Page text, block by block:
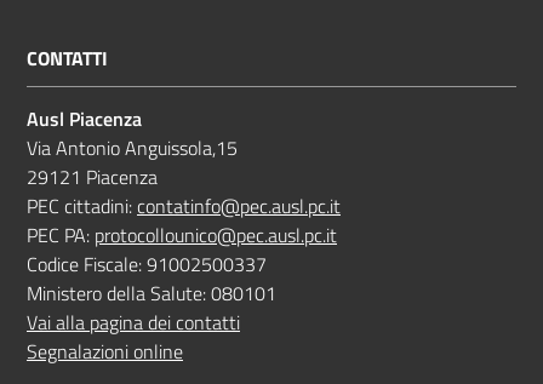
CONTATTI
Ausl Piacenza
Via Antonio Anguissola,15
29121 Piacenza
PEC cittadini:contatinfo@pec.ausl.pc.it
PEC PA: protocollounico@pec.ausl.pc.it
Codice Fiscale: 91002500337
Ministero della Salute: 080101
Vai alla pagina dei contatti
Segnalazioni online